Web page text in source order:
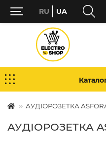
АУДІОРОЗЕТКА
АУДІОРОЗЕТКА
RU UA